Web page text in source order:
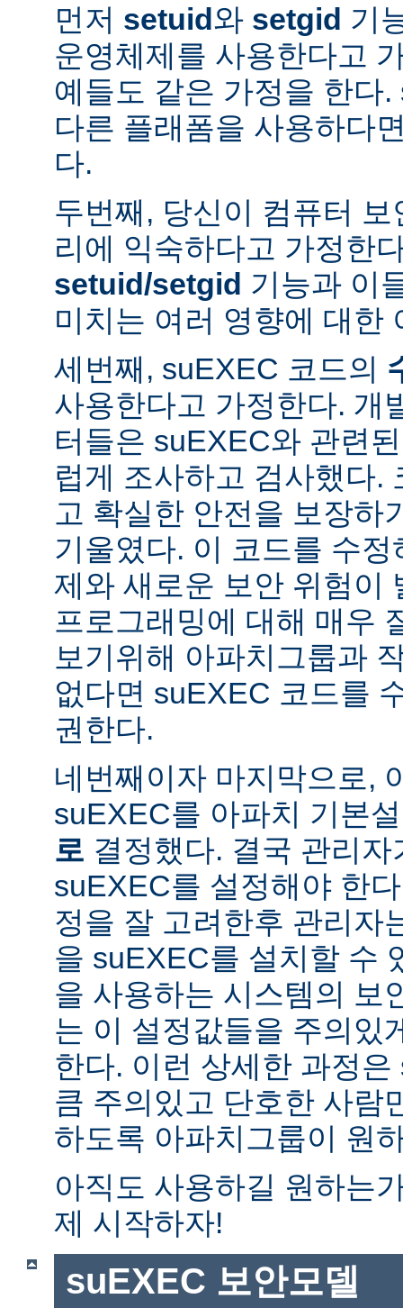
먼저 setuid와 setgid 기
운영체제를 사용한다고
예들도 같은 가정을 한다
다른 플래폼을 사용하다
다.
두번째, 당신이 컴퓨터
리에 익숙하다고 가정한
setuid/setgid 기능과 이
미치는 여러 영향에 대한
세번째, suEXEC 코드의
사용한다고 가정한다. 개
터들은 suEXEC와 관련
럽게 조사하고 검사했다.
고 확실한 안전을 보장하
기울였다. 이 코드를 수
제와 새로운 보안 위험이
프로그래밍에 대해 매우
보기위해 아파치그룹과
없다면 suEXEC 코드를
권한다.
네번째이자 마지막으로,
suEXEC를 아파치 기본
로 결정했다. 결국 관리
suEXEC를 설정해야 한
정을 잘 고려한후 관리자
을 suEXEC를 설치할 수
을 사용하는 시스템의 보
는 이 설정값들을 주의있
한다. 이런 상세한 과정
큼 주의있고 단호한 사람
하도록 아파치그룹이 원
아직도 사용하길 원하는
제 시작하자!
suEXEC 보안모델